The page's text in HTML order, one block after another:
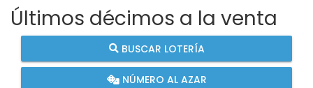
Últimos décimos a la venta
BUSCAR LOTERÍA
NÚMERO AL AZAR